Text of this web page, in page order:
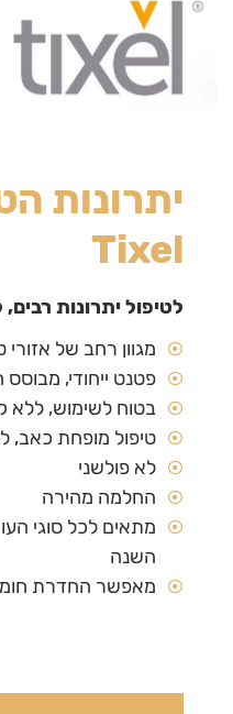
יתרונות
Tixel
לטיפול יתרונות
מגוון רחב של אזורי
פטנט ייחודי, מבוסס
בטוח לשימוש, ללא
טיפול מופחת כאב,
לא פולשני
החלמה מהירה
מתאים לכל סוגי
השנה
מאפשר החדרת